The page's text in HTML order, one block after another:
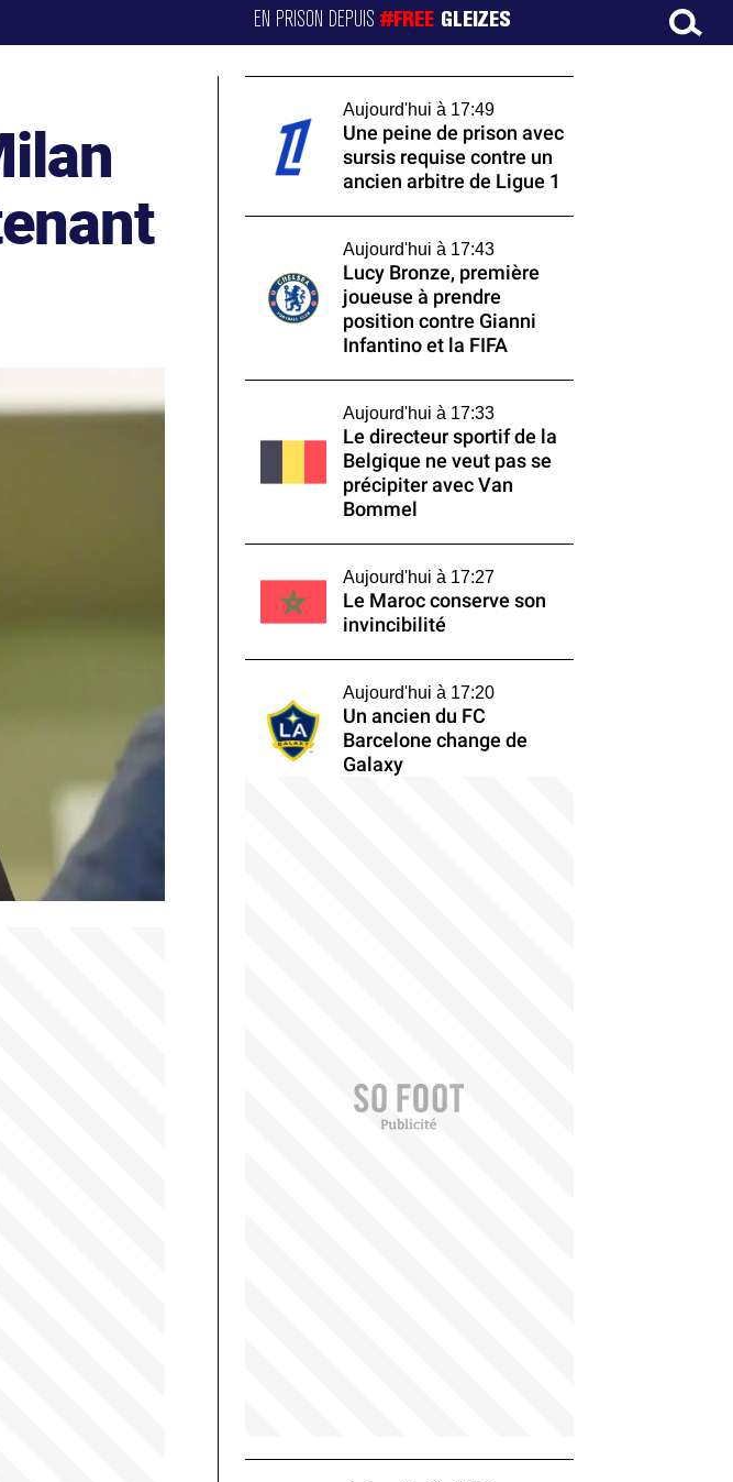
EN PRISON DEPUIS#FREE GLEIZES
Aujourd'hui à 17:49
Une peine de prison avec
sursis requise contre un
ancien arbitre de Ligue 1
Aujourd'hui à 17:43
Lucy Bronze, première
joueuse à prendre
position contre Gianni
Infantino et la FIFA
Aujourd'hui à 17:33
Le directeur sportif de la
Belgique ne veut pas se
précipiter avec Van
Bommel
Aujourd'hui à 17:27
Le Maroc conserve son
invincibilité
Aujourd'hui à 17:20
Un ancien du FC
Barcelone change de
Galaxy